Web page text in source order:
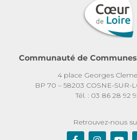
Communauté de
4 place Georges
BP 70 – 58203 COSNE-SUR-
Tél. : 03 86 28 92
Retrouvez-nous